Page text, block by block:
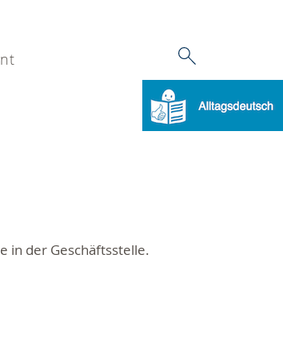
in der Geschäftsstelle.